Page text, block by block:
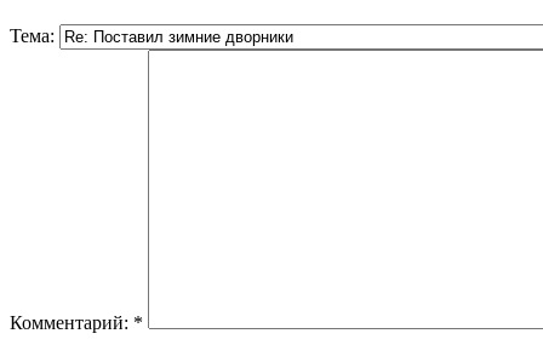
Тема:
Комментарий: *